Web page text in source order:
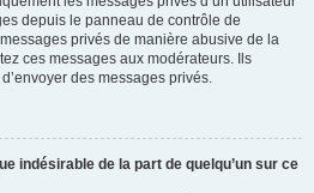
depuis le panneau de contrôle de
privés de manière abusive de la
ces messages aux modérateurs. Ils
des messages privés.
indésirable de la part de quelqu’un sur ce